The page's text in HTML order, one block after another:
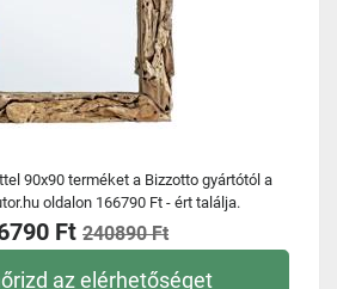
90x90 terméket a Bizzotto gyártótól a
oldalon 166790 Ft - ért találja.
Ft 240890 Ft
az elérhetőséget